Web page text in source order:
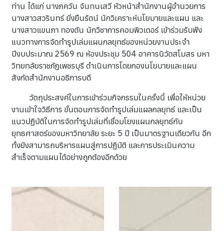
ท่าน ได้แก่ นางภควัน จันทนเสวี หัวหน้าสำนักงานผู้อำนวยการ
นางสาวสวรินทร์ ยั่งยืนรัตน์ นักวิเคราะห์นโยบายและแผน และ
นางสาวแขนภา ทองตัน นักวิชาการคอมพิวเตอร์ เข้าร่วมรับฟัง
แนวทางการจัดทำรูปเล่มแผนกลยุทธ์ของหน่วยงานประจำ
ปีงบประมาณ 2569 ณ ห้องประชุม 504 อาคารนิวัตสโมสร มหา
วิทยทลัยราชภัฏเพชรบุรี ดำเนินการโดยกองนโยบายและแผน
สังกัดสำนักงานอธิการบดี
วัตถุประสงค์ในการเข้าร่วมกิจกรรมในครั้งนี้ เพื่อให้หน่วย
งานเข้าใจวิธีการ ขั้นตอนการจัดทำรูปเล่มแผลกลยุทธ์ และเป็น
แนวปฏิบัติในการจัดทำรูปเล่มที่เชื่อมโยงแผนกลยุทธ์กับ
ยุทธศาสตร์ของมหาวิทยาลัย ระยะ 5 ปี เป็นมาตรฐานเดียวกัน อีก
ทั้งยังสามารถบริหารแผนสู่การปฏิบัติ และการประเมินความ
สำเร็จตามแผนได้อย่างถูกต้องอีกด้วย